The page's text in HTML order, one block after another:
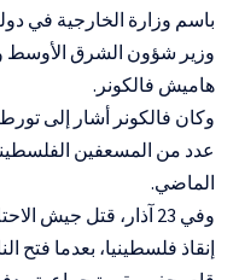
باسم وزارة الخارجية في
وزير شؤون الشرق الأوسط
هاميش فالكونر.
وكان فالكونر أشار إلى
عدد من المسعفين
الماضي.
إنقاذ فلسطينيا، بعدما فتح